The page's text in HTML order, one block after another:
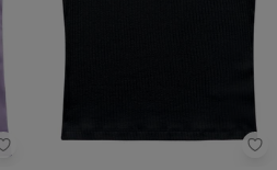
Malwee Kids - Blusa Full Of